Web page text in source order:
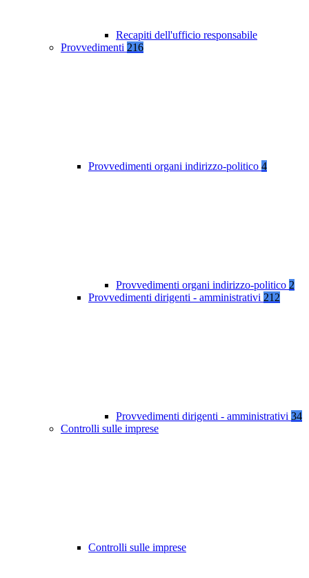
Recapiti dell'ufficio responsabile
Provvedimenti 216
Provvedimenti organi indirizzo-politico 4
Provvedimenti organi indirizzo-politico 2
Provvedimenti dirigenti - amministrativi 212
Provvedimenti dirigenti - amministrativi 34
Controlli sulle imprese
Controlli sulle imprese